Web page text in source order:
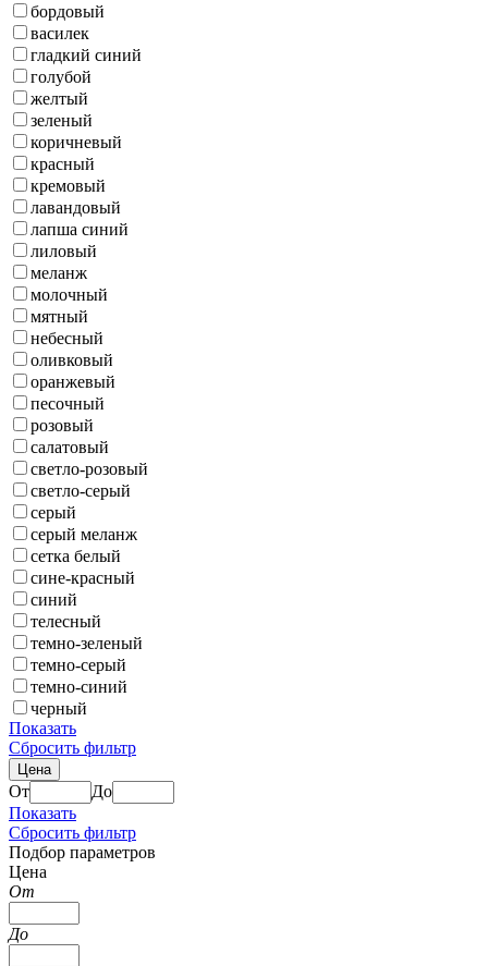
бордовый
василек
гладкий синий
голубой
желтый
зеленый
коричневый
красный
кремовый
лавандовый
лапша синий
лиловый
меланж
молочный
мятный
небесный
оливковый
оранжевый
песочный
розовый
салатовый
светло-розовый
светло-серый
серый
серый меланж
сетка белый
сине-красный
синий
телесный
темно-зеленый
темно-серый
темно-синий
черный
Показать
Сбросить фильтр
Цена
От
До
Показать
Сбросить фильтр
Подбор параметров
Цена
От
До